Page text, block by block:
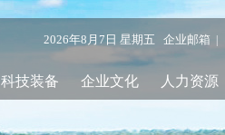
2026年8月7日 星期五 企业邮箱
科技装备 企业文化 人力资源